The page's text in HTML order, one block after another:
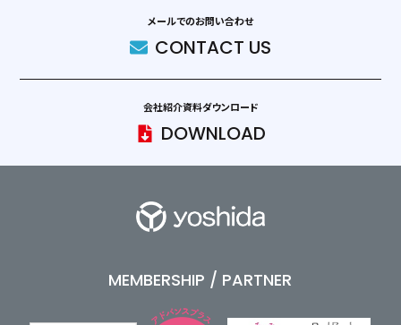
メールでのお問い合わせ
CONTACT US
会社紹介資料ダウンロード
DOWNLOAD
MEMBERSHIP / PARTNER